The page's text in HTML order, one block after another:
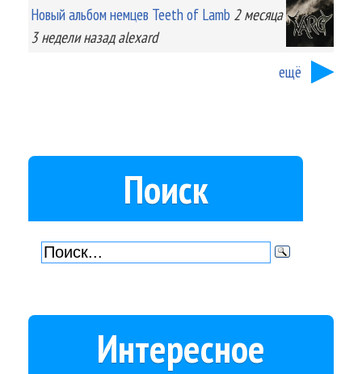
Новый альбом немцев Teeth of Lamb 2 месяца
3 неделиназад alexard
ещё
Поиск
Интересное